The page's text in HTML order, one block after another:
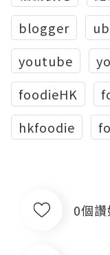
blogger
youtube
foodieHK
hkfoodie
0個